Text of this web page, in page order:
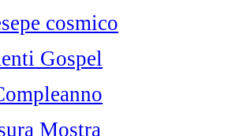
cosmico
Gospel
Mostra